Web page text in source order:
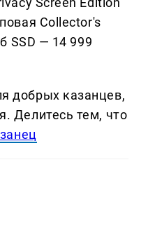
Collector's
SSD — 14 999
добрых казанцев,
Делитеcь тем, что